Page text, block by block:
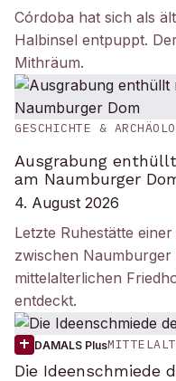
Córdoba hat sich als
Halbinsel entpuppt.
Mithräum.
GESCHICHTE &
Ausgrabung
am Naumburger
4. August 2026
Letzte Ruhestätte
zwischen
mittelalterlichen
entdeckt.
DAMALS Plus
Die Ideenschmiede